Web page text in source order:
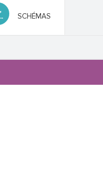
SCHÉMAS